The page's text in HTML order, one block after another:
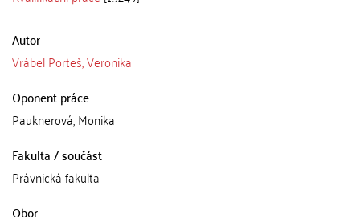
Autor
Vrábel Porteš, Veronika
Oponent práce
Pauknerová, Monika
Fakulta / součást
Právnická fakulta
Obor